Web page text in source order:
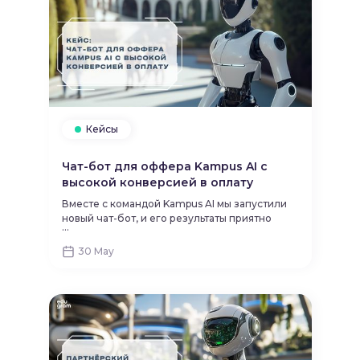
Кейсы
Чат-бот для оффера Kampus AI с
высокой конверсией в оплату
Вместе с командой Kampus AI мы запустили
новый чат-бот, и его результаты приятно
удивили даже нас. Делимся цифрами и
краткими выводами после 2-недельного
теста.
...
30 May